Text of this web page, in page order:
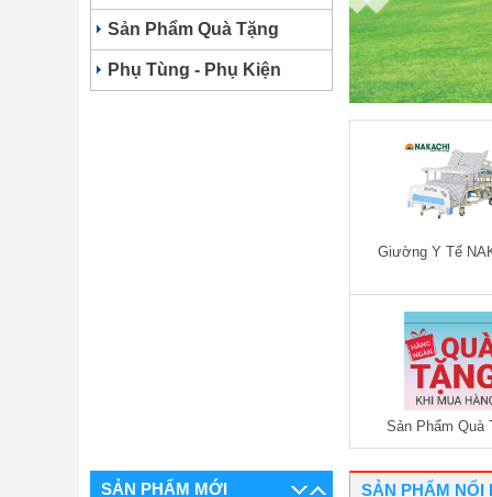
Sản Phẩm Quà Tặng
Phụ Tùng - Phụ Kiện
Giường Y Tế
Sản Phẩm Quà
SẢN PHẨM MỚI
2,950,000 VNĐ
SẢN PHẨM NỔI